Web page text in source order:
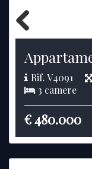
Previous
Rif. V4091
3 camere
€ 480.000